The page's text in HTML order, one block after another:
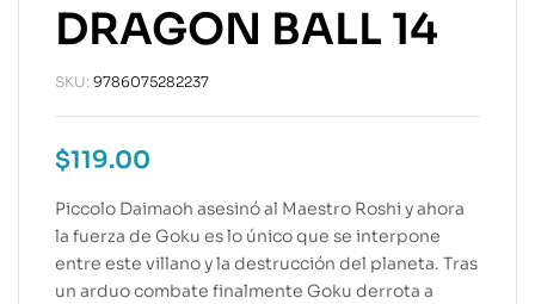
DRAGON BALL 14
SKU: 9786075282237
$119.00
Piccolo Daimaoh asesinó al Maestro Roshi y ahora
la fuerza de Goku es lo único que se interpone
entre este villano y la destrucción del planeta. Tras
un arduo combate finalmente Goku derrota a